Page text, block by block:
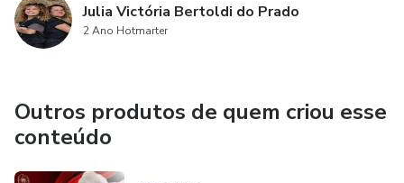
Julia Victória Bertoldi do Prado
2 Ano Hotmarter
Outros produtos de quem criou esse
conteúdo